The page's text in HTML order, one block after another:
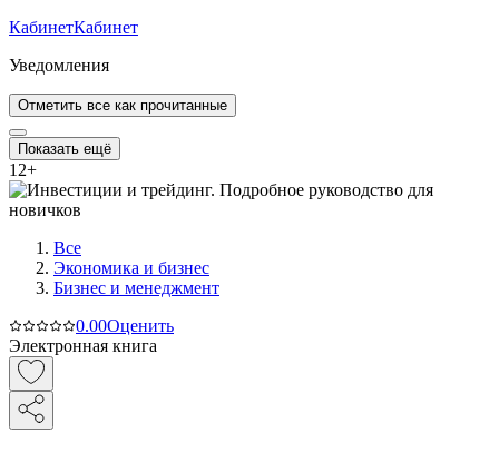
КабинетКабинет
Уведомления
Отметить все как прочитанные
Показать ещё
12+
Все
Экономика и бизнес
Бизнес и менеджмент
0.00Оценить
Электронная книга